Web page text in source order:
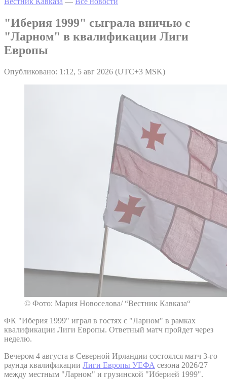
"Иберия 1999" сыграла вничью с
"Ларном" в квалификации Лиги
Европы
Опубликовано: 1:12, 5 авг 2026 (UTC+3 MSK)
© Фото: Мария Новоселова/ “Вестник Кавказа“
ФК "Иберия 1999" играл в гостях с "Ларном" в рамках
квалификации Лиги Европы. Ответный матч пройдет через
неделю.
Вечером 4 августа в Северной Ирландии состоялся матч 3-го
раунда квалификации Лиги Европы УЕФА сезона 2026/27
между местным "Ларном" и грузинской "Иберией 1999".